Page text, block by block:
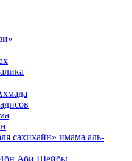
сахихайн» имама аль-
Аби Шейбы